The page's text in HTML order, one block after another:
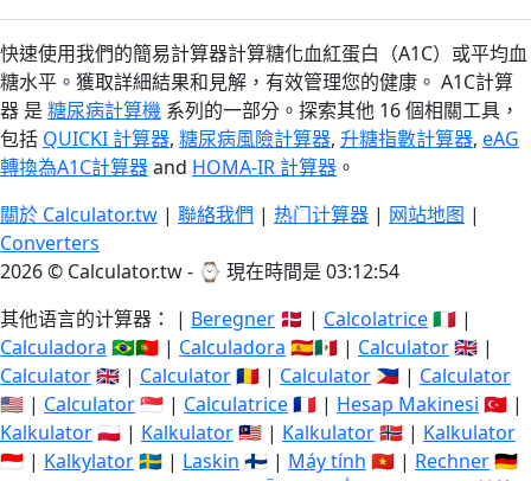
快速使用我們的簡易計算器計算糖化血紅蛋白（A1C）或平均血
糖水平。獲取詳細結果和見解，有效管理您的健康。 A1C計算
器 是 糖尿病計算機 系列的一部分。探索其他 16 個相關工具，
包括 QUICKI 計算器, 糖尿病風險計算器, 升糖指數計算器, eAG
轉換為A1C計算器and HOMA-IR 計算器 。
關於 Calculator.tw | 聯絡我們 | 热门计算器 | 网站地图 |
Converters
2026 © Calculator.tw - ⌚ 現在時間是 03:12:54
其他语言的计算器： | Beregner 🇩🇰 | Calcolatrice🇮🇹 |
Calculadora 🇧🇷🇵🇹 | Calculadora 🇪🇸🇲🇽 | Calculator🇬🇧 |
Calculator🇬🇧 | Calculator🇷🇴 | Calculator 🇵🇭 | Calculator
🇺🇸 | Calculator🇸🇬 | Calculatrice🇫🇷 | Hesap Makinesi 🇹🇷 |
Kalkulator🇵🇱 | Kalkulator🇲🇾 | Kalkulator🇳🇴 | Kalkulator
🇮🇩 | Kalkylator🇸🇪 | Laskin 🇫🇮 | Máy tính 🇻🇳 | Rechner🇩🇪